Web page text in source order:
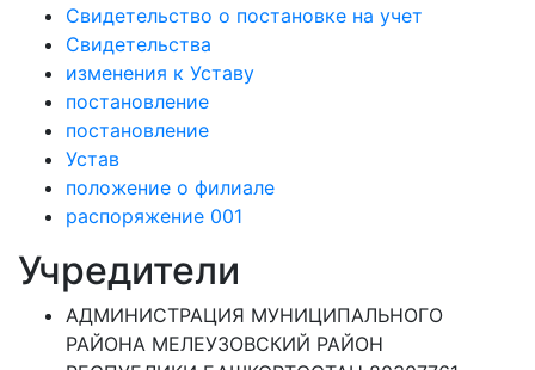
Свидетельство о постановке на учет
Свидетельства
изменения к Уставу
постановление
постановление
Устав
положение о филиале
распоряжение 001
Учредители
АДМИНИСТРАЦИЯ МУНИЦИПАЛЬНОГО
РАЙОНА МЕЛЕУЗОВСКИЙ РАЙОН